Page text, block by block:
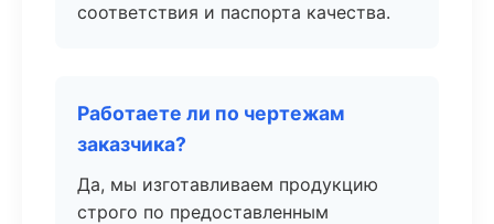
соответствия и паспорта качества.
Работаете ли по чертежам
заказчика?
Да, мы изготавливаем продукцию
строго по предоставленным